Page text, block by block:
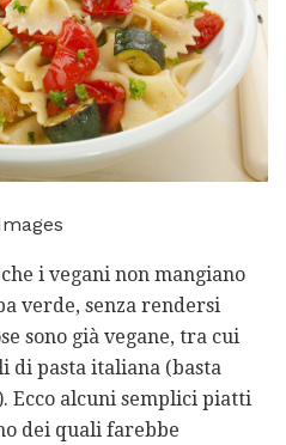
i vegani non mangiano
verde, senza rendersi
sono già vegane, tra cui
pasta italiana (basta
Ecco alcuni semplici piatti
dei quali farebbe